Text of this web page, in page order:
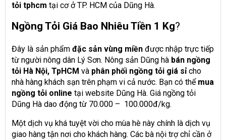
tỏi tphcm tại cơ ở TP. HCM của Dũng Hà.
Ngồng Tỏi Giá Bao Nhiêu Tiền 1 Kg?
Đây là sản phẩm đặc sản vùng miền được nhập trực tiếp
từ người nông dân Lý Sơn. Nông sản Dũng hà bán ngồng
tỏi Hà Nội, TpHCM và phân phối ngồng tỏi giá sỉcho
nhà hàng khách sạn trên phạm vi cả nước. Bạn có thể mua
ngồng tỏi online tại website Dũng Hà. Giá ngồng tỏi
Dũng Hà dao động từ 70.000 – 100.000đ/kg.
Một dịch vụ khá tuyệt vời cho mùa hè này chính là dịch vụ
giao hàng tận nơi cho khách hàng. Các bà nội trợ chỉ cần ở